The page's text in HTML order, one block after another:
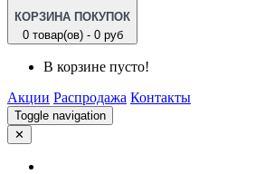
КОРЗИНА ПОКУПОК
0 товар(ов) - 0 руб
В корзине пусто!
Акции Распродажа Контакты
Toggle navigation
✕